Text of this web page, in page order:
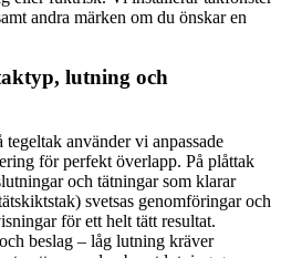
andra märken om du önskar en
lutning och
använder vi anpassade
för perfekt överlapp. På plåttak
och tätningar som klarar
svetsas genomföringar och
för ett helt tätt resultat.
beslag – låg lutning kräver